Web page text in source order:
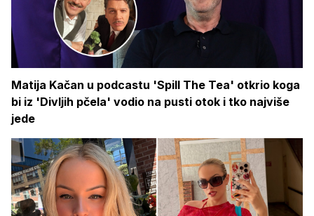
Matija Kačan u podcastu 'Spill The Tea' otkrio koga
bi iz 'Divljih pčela' vodio na pusti otok i tko najviše
jede